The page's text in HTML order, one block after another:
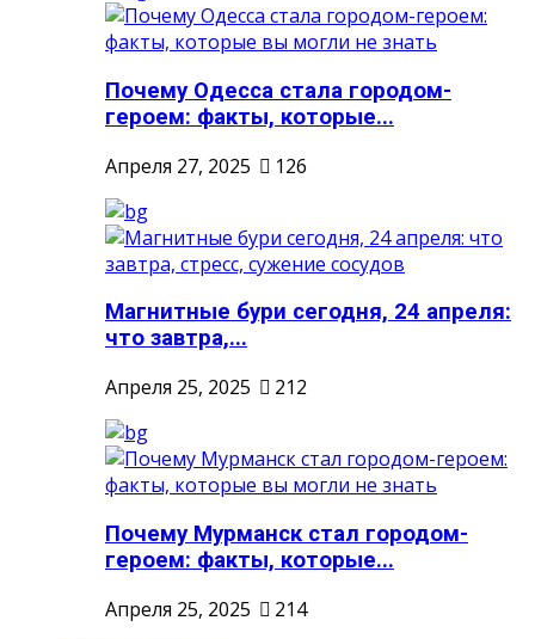
Почему Одесса стала городом-
героем: факты, которые...
Апреля 27, 2025
126
Магнитные бури сегодня, 24 апреля:
что завтра,...
Апреля 25, 2025
212
Почему Мурманск стал городом-
героем: факты, которые...
Апреля 25, 2025
214